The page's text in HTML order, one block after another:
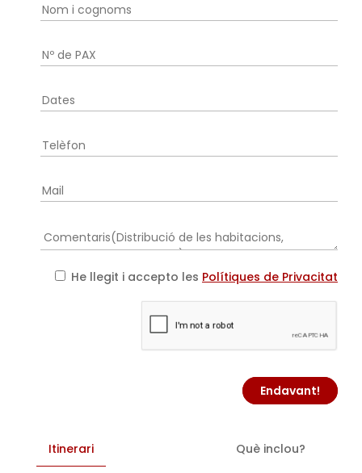
He llegit i accepto les Polítiques de Privacitat
Endavant!
Itinerari Què inclou?